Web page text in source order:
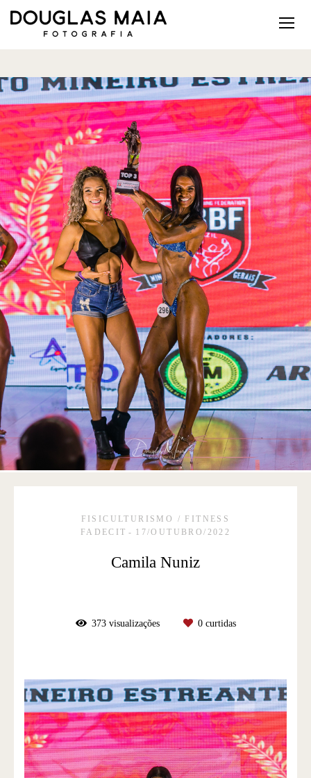
FISICULTURISMO / FITNESS
FADECIT
17/OUTUBRO/2022
Camila Nuniz
373visualizações 0curtidas